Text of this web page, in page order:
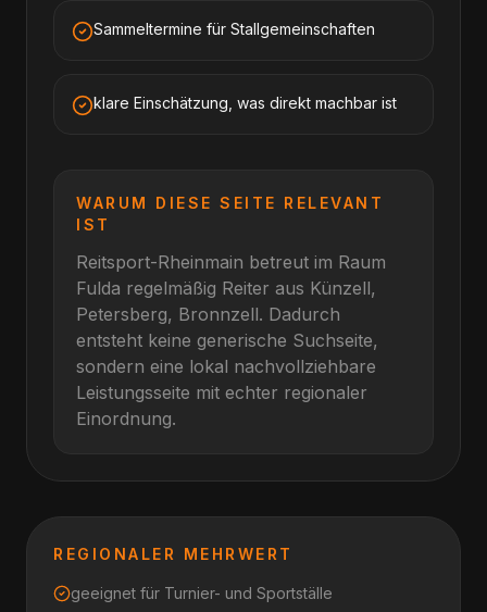
Sammeltermine für Stallgemeinschaften
klare Einschätzung, was direkt machbar ist
WARUM DIESE SEITE RELEVANT
IST
Reitsport-Rheinmain betreut im Raum
Fulda regelmäßig Reiter aus Künzell,
Petersberg, Bronnzell. Dadurch
entsteht keine generische Suchseite,
sondern eine lokal nachvollziehbare
Leistungsseite mit echter regionaler
Einordnung.
REGIONALER MEHRWERT
geeignet für Turnier- und Sportställe